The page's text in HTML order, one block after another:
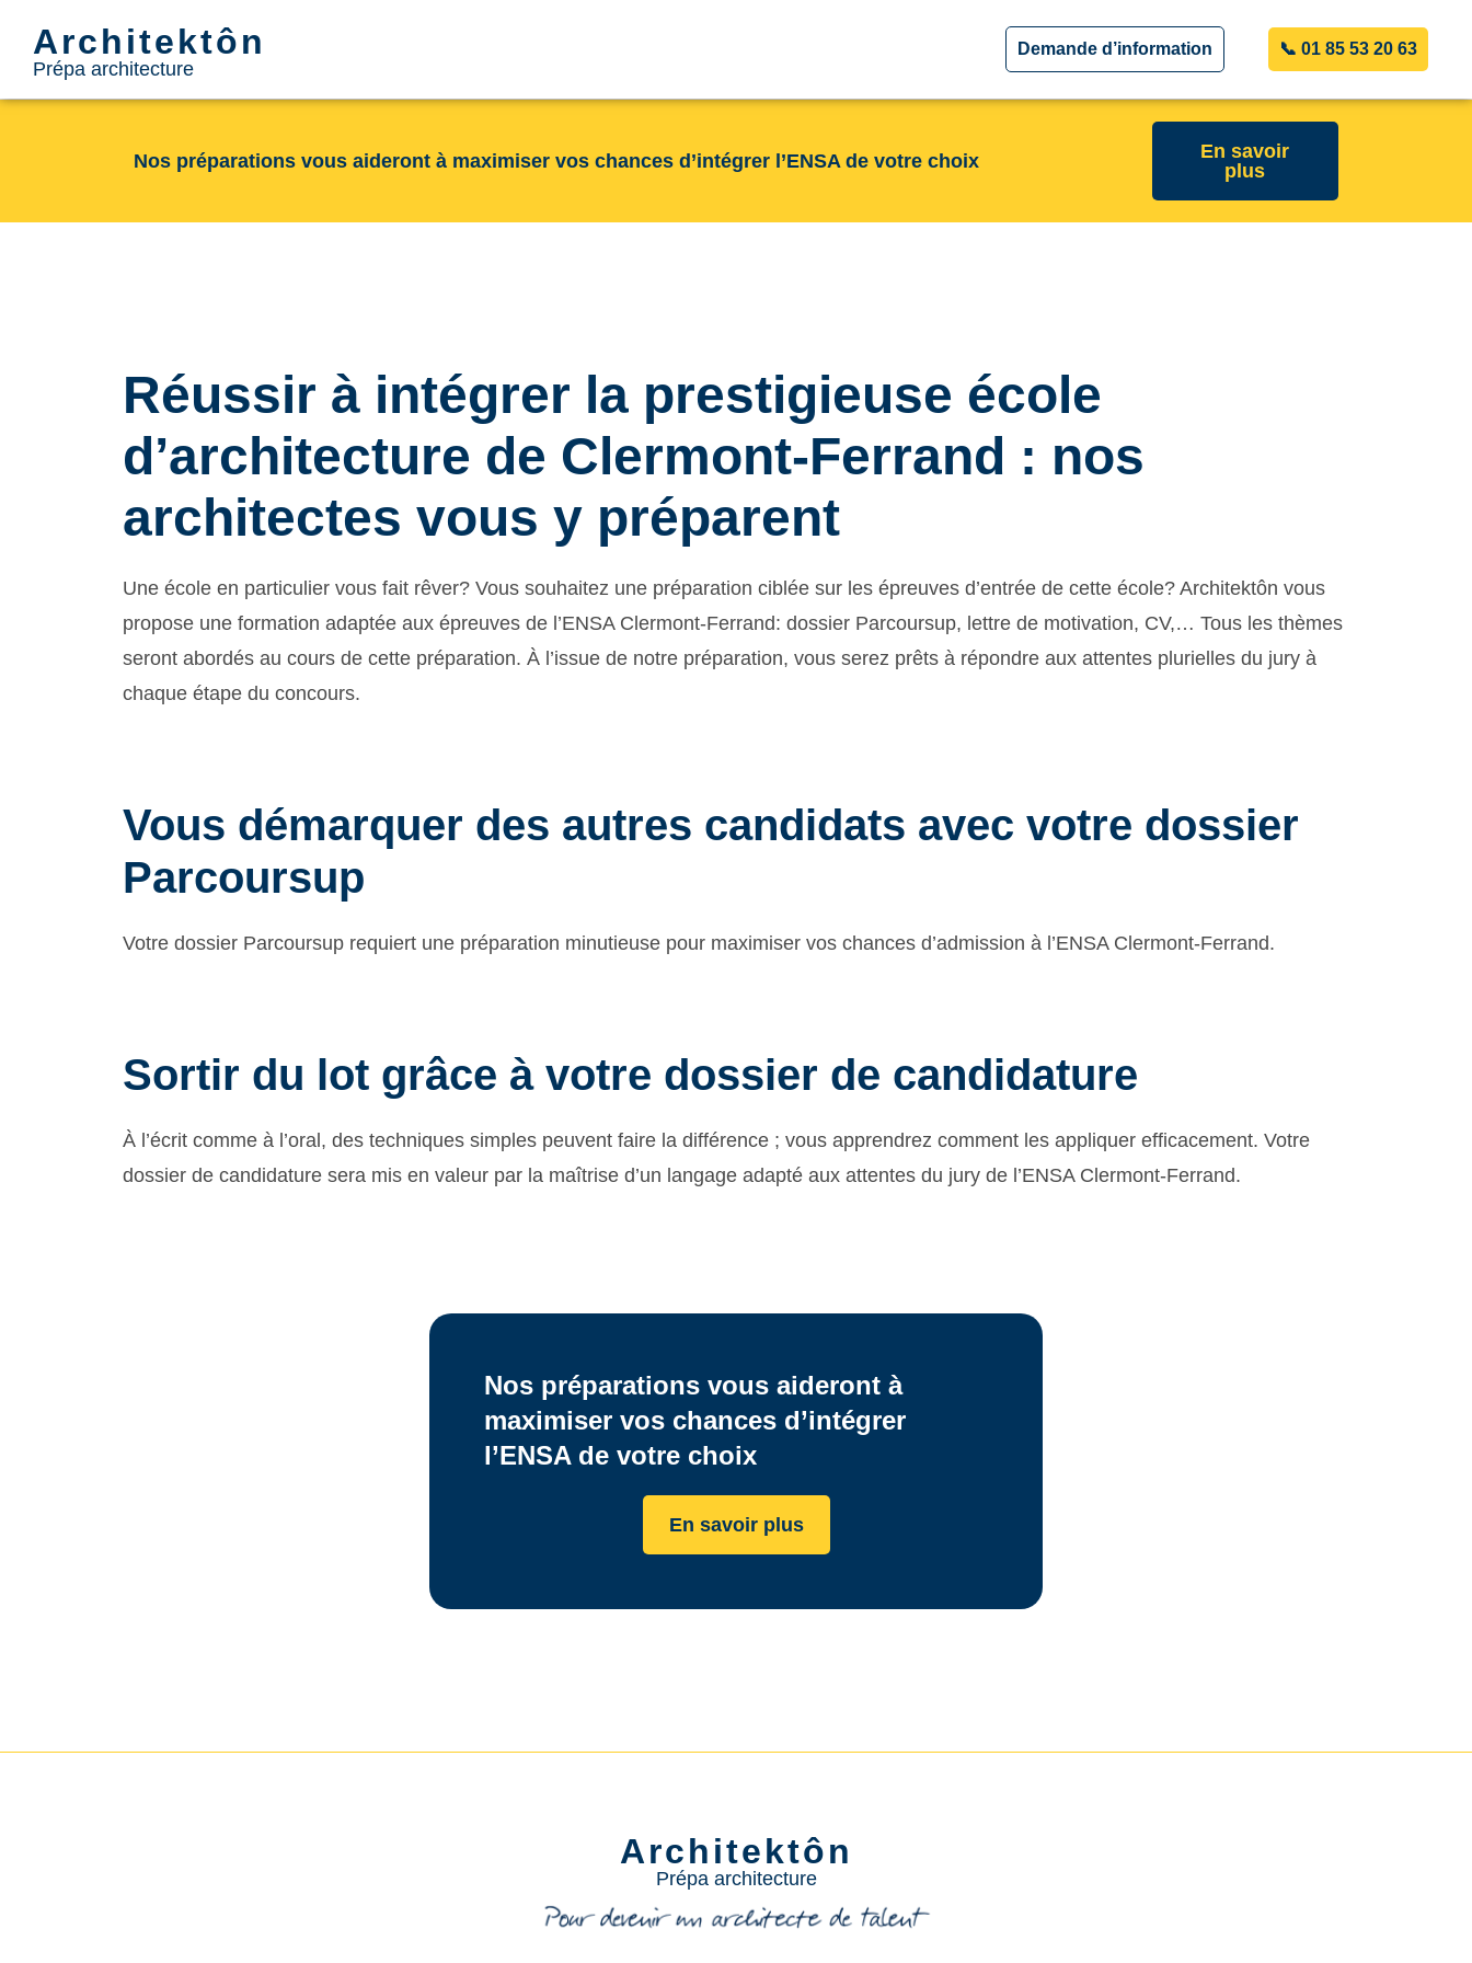
Architektôn
Prépa architecture
Demande d’information 📞 01 85 53 20 63
Nos préparations vous aideront à maximiser vos chances d’intégrer l’ENSA de votre choix
En savoir
plus
Réussir à intégrer la prestigieuse école
d’architecture de Clermont-Ferrand : nos
architectes vous y préparent
Une école en particulier vous fait rêver? Vous souhaitez une préparation ciblée sur les épreuves d’entrée de cette école? Architektôn vous
propose une formation adaptée aux épreuves de l’ENSA Clermont-Ferrand: dossier Parcoursup, lettre de motivation, CV,… Tous les thèmes
seront abordés au cours de cette préparation. À l’issue de notre préparation, vous serez prêts à répondre aux attentes plurielles du jury à
chaque étape du concours.
Vous démarquer des autres candidats avec votre dossier
Parcoursup
Votre dossier Parcoursup requiert une préparation minutieuse pour maximiser vos chances d’admission à l’ENSA Clermont-Ferrand.
Sortir du lot grâce à votre dossier de candidature
À l’écrit comme à l’oral, des techniques simples peuvent faire la différence ; vous apprendrez comment les appliquer efficacement. Votre
dossier de candidature sera mis en valeur par la maîtrise d’un langage adapté aux attentes du jury de l’ENSA Clermont-Ferrand.
Nos préparations vous aideront à
maximiser vos chances d’intégrer
l’ENSA de votre choix
En savoir plus
Architektôn
Prépa architecture